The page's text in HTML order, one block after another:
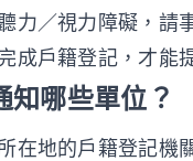
力／視力障礙，請
成戶籍登記，才能
知哪些單位？
在地的戶籍登記